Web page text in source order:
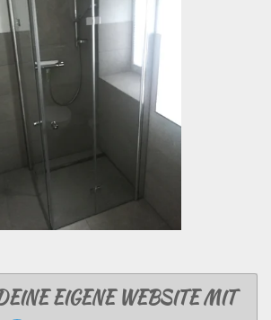
EIGENE WEBSITE MIT